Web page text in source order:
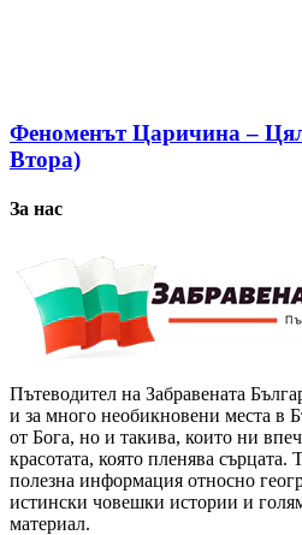
Феноменът Царичина –
Втора)
За нас
Пътеводител на Забравената
и за много необикновени места в
от Бога, но и такива, които ни
красотата, която пленява
полезна информация относно
истински човешки истории и
материал.